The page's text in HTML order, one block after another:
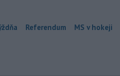
Referendum MS v hokeji